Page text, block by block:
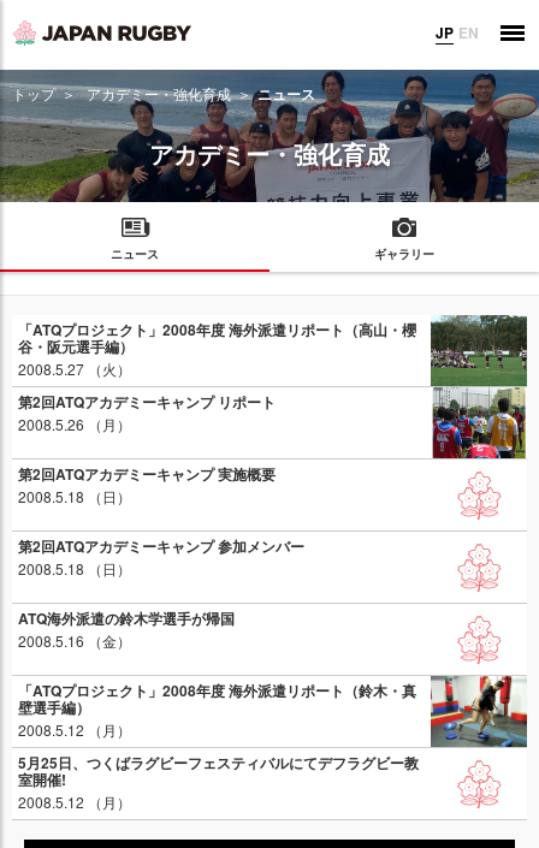
JP EN
トップ アカデミー・強化育成 ニュース
アカデミー・強化育成
ニュース ギャラリー
「ATQプロジェクト」2008年度 海外派遣リポート（高山・櫻
谷・阪元選手編）
2008.5.27 （火）
第2回ATQアカデミーキャンプ リポート
2008.5.26 （月）
第2回ATQアカデミーキャンプ 実施概要
2008.5.18 （日）
第2回ATQアカデミーキャンプ 参加メンバー
2008.5.18 （日）
ATQ海外派遣の鈴木学選手が帰国
2008.5.16 （金）
「ATQプロジェクト」2008年度 海外派遣リポート（鈴木・真
壁選手編）
2008.5.12 （月）
5月25日、つくばラグビーフェスティバルにてデフラグビー教
室開催!
2008.5.12 （月）